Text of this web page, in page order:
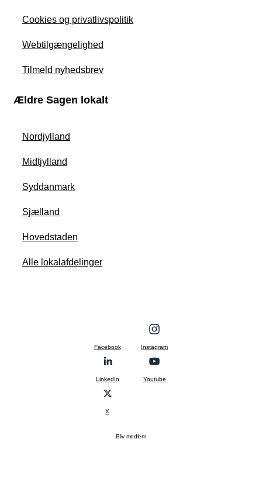
Cookies og privatlivspolitik
Webtilgængelighed
Tilmeld nyhedsbrev
Ældre Sagen lokalt
Nordjylland
Midtjylland
Syddanmark
Sjælland
Hovedstaden
Alle lokalafdelinger
Facebook Instagram
LinkedIn Youtube
X
Bliv medlem